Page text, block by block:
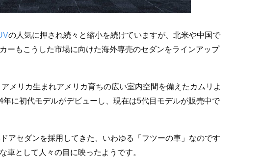
の人気に押され続々と縮小を続けていますが、北米や中国で
ーもこうした市場に向けた海外専売のセダンをラインアップ
メリカ生まれアメリカ育ちの広い室内空間を備えたカムリよ
に初代モデルがデビューし、現在は5代目モデルが販売中で
アセダンを採用してきた、いわゆる「フツーの車」なのです
車として人々の目に映ったようです。